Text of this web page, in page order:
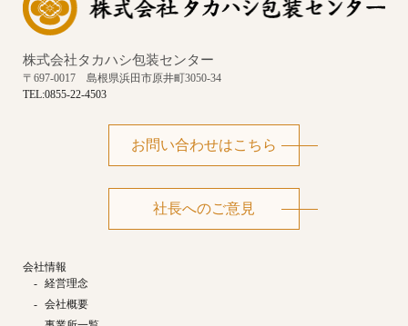
株式会社タカハシ包装センター
〒697-0017 島根県浜田市原井町3050-34
TEL:​0855-22-4503
お問い合わせはこちら
社長へのご意見
会社情報
経営理念
会社概要